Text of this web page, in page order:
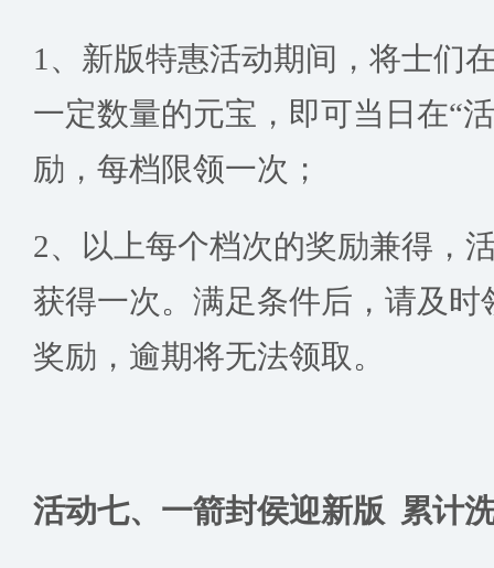
1、新版特惠活动期间，将士们
一定数量的元宝，即可当日在“
励，每档限领一次；
2、以上每个档次的奖励兼得，
获得一次。满足条件后，请及时
奖励，逾期将无法领取。
活动七、 一箭封侯迎新版 累计